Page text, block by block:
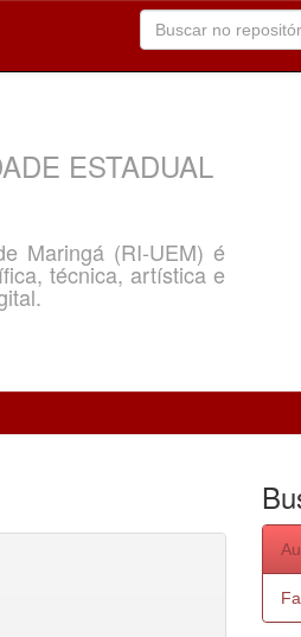
ESTADUAL
Maringá (RI-UEM) é
técnica, artística e